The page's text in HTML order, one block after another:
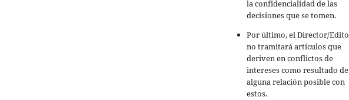
la confidencialidad de las
decisiones que se tomen.
Por último, el Director/
no tramitará artículos que
deriven en conflictos de
intereses como resultado de
alguna relación posible con
estos.